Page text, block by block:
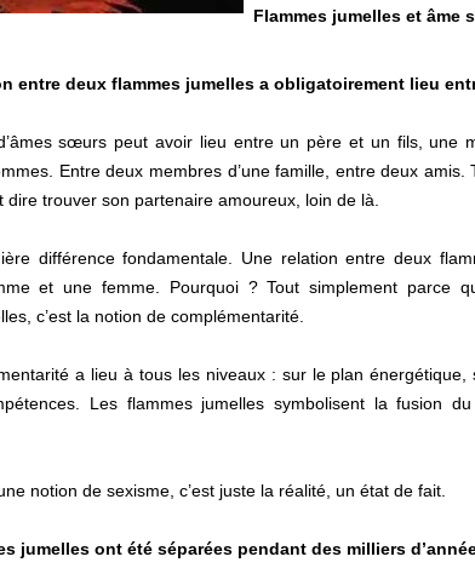
Flammes jumelles et âme
entre deux flammes jumelles a obligatoirement lieu
sœurs peut avoir lieu entre un père et un fils, une
Entre deux membres d’une famille, entre deux
dire trouver son partenaire amoureux, loin de là.
différence fondamentale. Une relation entre deux
et une femme. Pourquoi ? Tout simplement parce
c’est la notion de complémentarité.
a lieu à tous les niveaux : sur le plan
Les flammes jumelles symbolisent la fusion
notion de sexisme, c’est juste la réalité, un état de fait.
jumelles ont été séparées pendant des milliers